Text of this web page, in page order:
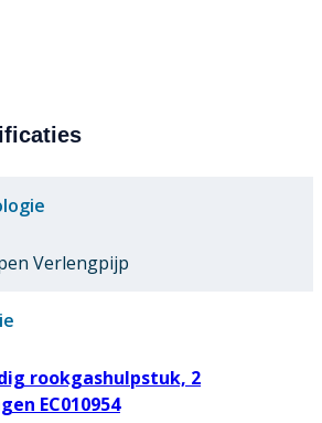
Verlengpijp
rookgashulpstuk, 2
EC010954